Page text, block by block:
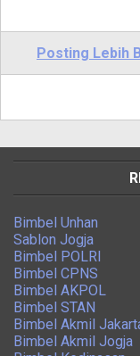
Posting Lebih
Bimbel Unhan
Sablon Jogja
Bimbel POLRI
Bimbel CPNS
Bimbel AKPOL
Bimbel STAN
Bimbel Akmil
Bimbel Akmil Jogja